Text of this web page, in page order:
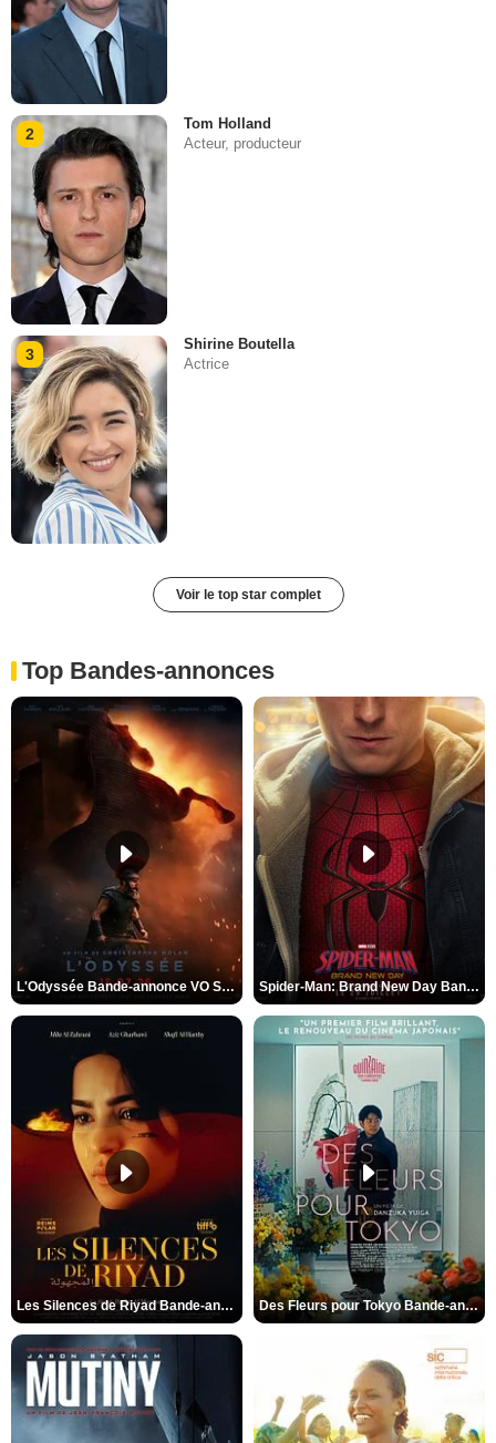
2
Tom Holland
Acteur, producteur
3
Shirine Boutella
Actrice
Voir le top star complet
Top Bandes-annonces
L'Odyssée Bande-annonce VO STFR Spider-Man: Brand New Day Bande-annonce VO STFR
Les Silences de Riyad Bande-annonce VO STFR Des Fleurs pour Tokyo Bande-annonce VO STFR